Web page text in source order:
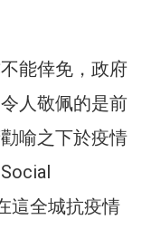
能倖免，政府
人敬佩的是前
喻之下於疫情
這全城抗疫情